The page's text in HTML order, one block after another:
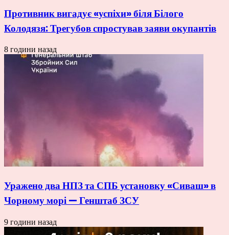
Противник вигадує «успіхи» біля Білого
Колодязя: Трегубов спростував заяви окупантів
8 години назад
Уражено два НПЗ та СПБ установку «Сиваш» в
Чорному морі — Генштаб ЗСУ
9 години назад